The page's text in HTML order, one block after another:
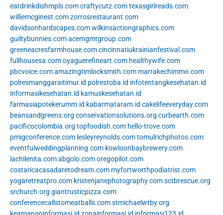
eatdrinkdishmpls.comcraftycutz.comtexasgirlreads.com
williemcginest.comzorrosrestaurant.com
davidsonhardscapes.comwilkinsactiongraphics.com
guiltybunnies.comacemgmtgroup.com
greeneacresfarmhouse.comcincinnatiukrainianfestival.com
fullhousesa.comoyaguerefineart.com healthywife.com
pbcvoice.comamazingtimlocksmith.com marrakechimmo.com
polresmanggaraitimur.id polrestoba.id infotentangkesehatan.id
informasikesehatan.id kamuskesehatan.id
farmasiapotekerumm.id kabarmataram.id cakelifeeveryday.com
beansandgreens.org conservationsolutions.org curbearth.com
pacificocolombia.org topfoodish.com hello-trove.com
pmigconference.com lesleyreynolds.comtomulrichphotos.com
eventfulweddingplanning.com kowloonbaybrewery.com
lachilenita.comabgolo.comoregopilot.com
costaricacasadaretodream.com myfortworthpodiatrist.com
yogaretreatpro.com kristenjanephotography.comsctbrescue.org
srchurch.org giantrusticpizza.com
conferencecallstomeatballs.comstmichaelwtby.org